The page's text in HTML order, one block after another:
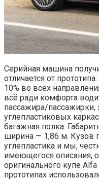
Серийная машина
отличается от
10% во всех
всё ради комфорта
пассажира/
углепластиковых
багажная полка.
ширина — 1,86 м. Кузов
углепластика и мы,
имеющегося описания,
оригинального купе
прототипах